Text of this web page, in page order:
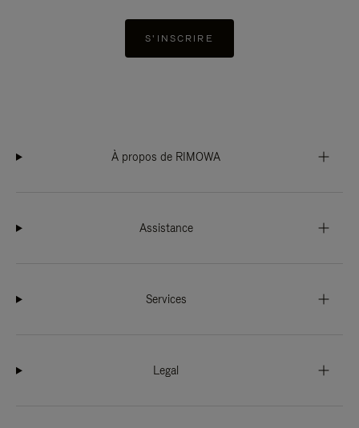
S'INSCRIRE
À propos de RIMOWA
Assistance
Services
Legal